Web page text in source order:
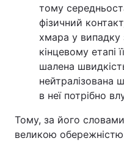
тому
фізичний
хмара у випадку
кінцевому етапі
шалена
в неї потрібно
Тому, за його
великою